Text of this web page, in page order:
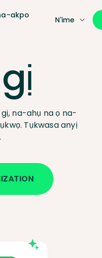
akpo
N'ime
na-ahụ na ọ na-
Tụkwasa anyị